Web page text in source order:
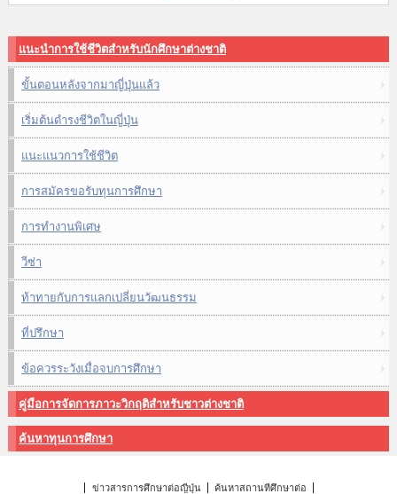
แนะนำการใช้ชีวิตสำหรับนักศึกษาต่างชาติ
ขั้นตอนหลังจากมาญี่ปุ่นแล้ว
เริ่มต้นดำรงชีวิตในญี่ปุ่น
แนะแนวการใช้ชีวิต
การสมัครขอรับทุนการศึกษา
การทำงานพิเศษ
วีซ่า
ท้าทายกับการแลกเปลี่ยนวัฒนธรรม
ที่ปรึกษา
ข้อควรระวังเมื่อจบการศึกษา
คู่มือการจัดการภาวะวิกฤติสำหรับชาวต่างชาติ
ค้นหาทุนการศึกษา
ข่าวสารการศึกษาต่อญี่ปุ่น
ค้นหาสถานที่ศึกษาต่อ